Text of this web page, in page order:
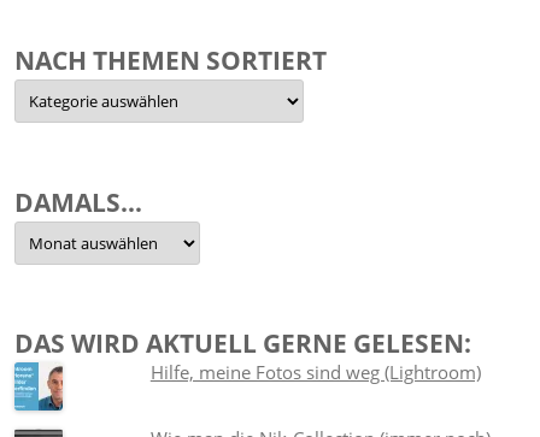
NACH THEMEN SORTIERT
Nach
Themen
sortiert
DAMALS…
Damals…
DAS WIRD AKTUELL GERNE GELESEN:
Hilfe, meine Fotos sind weg (Lightroom)